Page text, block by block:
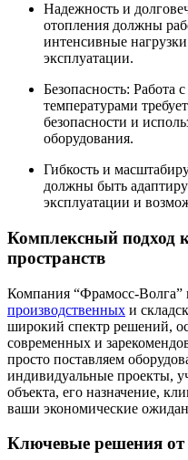
Надежность и
отопления должны
интенсивные
эксплуатации.
Безопасность: Работа
температурами
безопасности и
оборудования.
Гибкость и
должны быть
эксплуатации и
Комплексный подход
пространств
Компания “Фрамосс-Волга”
производственных и
широкий спектр решений,
современных и
просто поставляем
индивидуальные проекты,
объекта, его назначение,
ваши экономические
Ключевые решения